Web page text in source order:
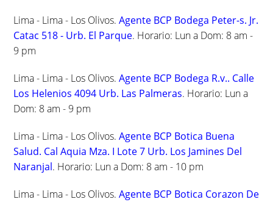
Lima - Lima - Los Olivos.Agente BCP Bodega Peter-s. Jr.
Catac 518 - Urb. El Parque. Horario: Lun a Dom: 8 am -
9 pm
Lima - Lima - Los Olivos.Agente BCP Bodega R.v.. Calle
Los Helenios 4094 Urb. Las Palmeras. Horario: Lun a
Dom: 8 am - 9 pm
Lima - Lima - Los Olivos.Agente BCP Botica Buena
Salud. Cal Aquia Mza. I Lote 7 Urb. Los Jamines Del
Naranjal. Horario: Lun a Dom: 8 am - 10 pm
Lima - Lima - Los Olivos.Agente BCP Botica Corazon De